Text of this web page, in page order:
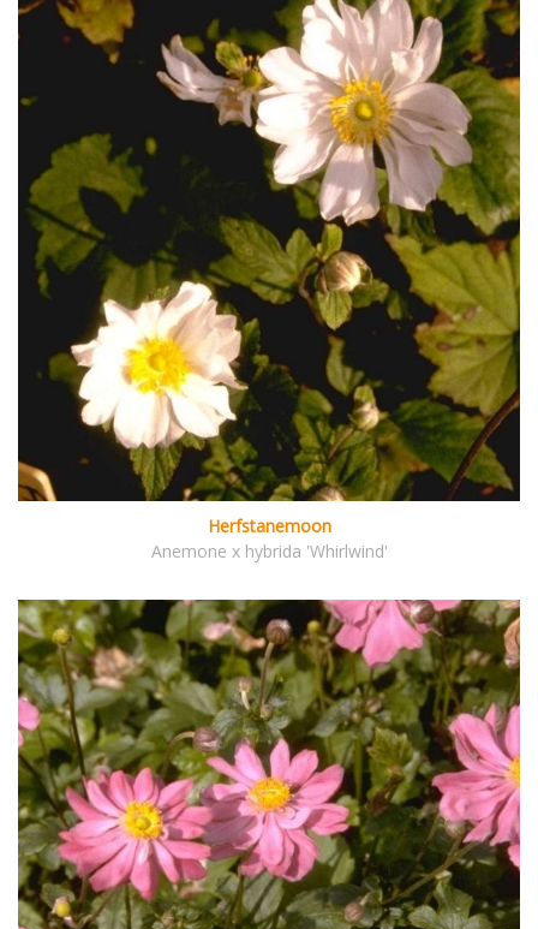
Herfstanemoon
Anemone x hybrida 'Whirlwind'